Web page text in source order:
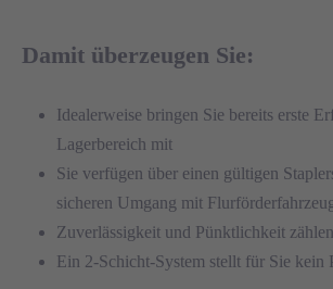
Damit überzeugen Sie:
Idealerweise bringen Sie bereits erste
Lagerbereich mit
Sie verfügen über einen gültigen
sicheren Umgang mit
Zuverlässigkeit und Pünktlichkeit
Ein 2-Schicht-System stellt für Sie kein